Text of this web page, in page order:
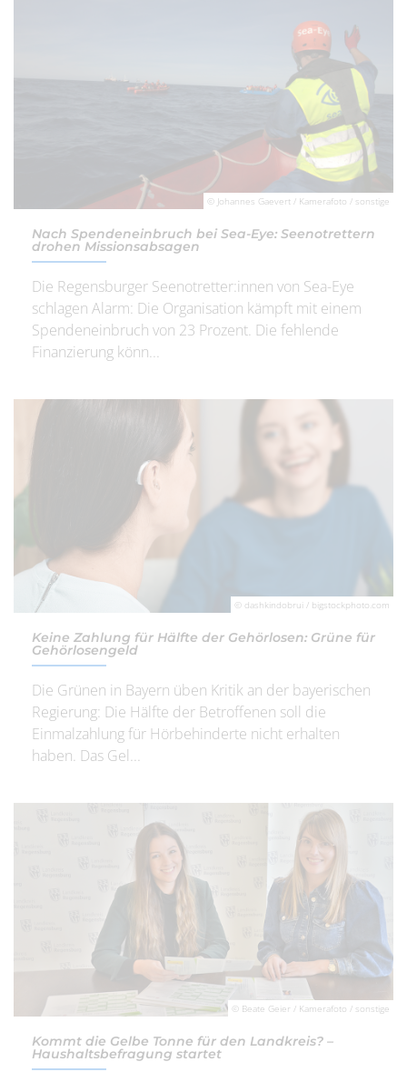
© Johannes Gaevert / Kamerafoto / sonstige
Nach Spendeneinbruch bei Sea-Eye: Seenotrettern
drohen Missionsabsagen
Die Regensburger Seenotretter:innen von Sea-Eye
schlagen Alarm: Die Organisation kämpft mit einem
Spendeneinbruch von 23 Prozent. Die fehlende
Finanzierung könn...
© dashkindobrui / bigstockphoto.com
Keine Zahlung für Hälfte der Gehörlosen: Grüne für
Gehörlosengeld
Die Grünen in Bayern üben Kritik an der bayerischen
Regierung: Die Hälfte der Betroffenen soll die
Einmalzahlung für Hörbehinderte nicht erhalten
haben. Das Gel...
© Beate Geier / Kamerafoto / sonstige
Kommt die Gelbe Tonne für den Landkreis? –
Haushaltsbefragung startet